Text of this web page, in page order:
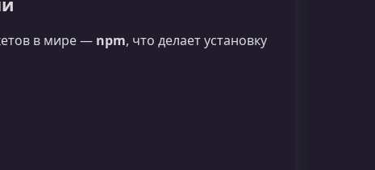
в мире — npm, что делает установку